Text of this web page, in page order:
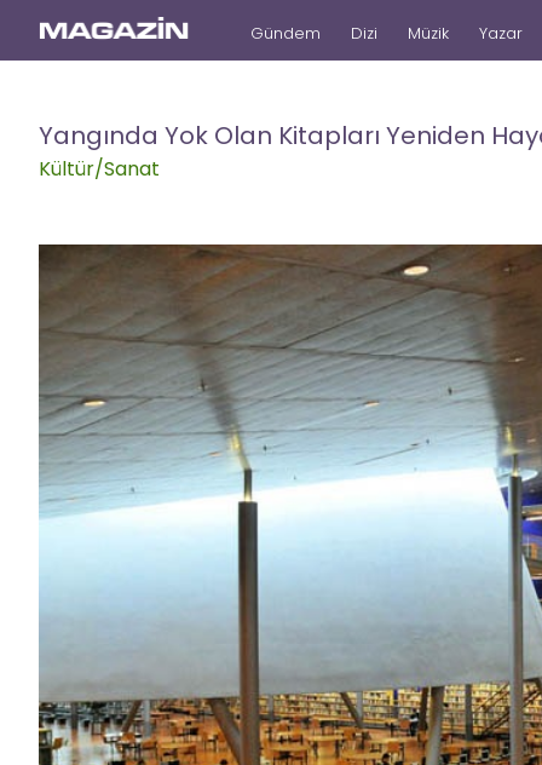
Gündem Dizi Müzik Yazar
Yangında Yok Olan Kitapları Yeniden
Kültür/Sanat